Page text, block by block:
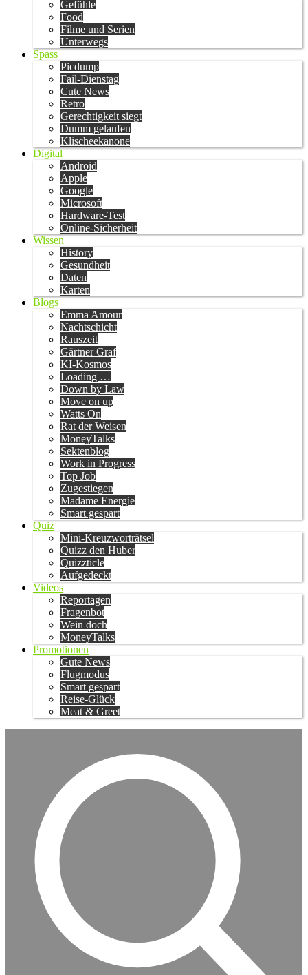
Gefühle
Food
Filme und Serien
Unterwegs
Spass
Picdump
Fail-Dienstag
Cute News
Retro
Gerechtigkeit siegt
Dumm gelaufen
Klischeekanone
Digital
Android
Apple
Google
Microsoft
Hardware-Test
Online-Sicherheit
Wissen
History
Gesundheit
Daten
Karten
Blogs
Emma Amour
Nachtschicht
Rauszeit
Gärtner Graf
KI-Kosmos
Loading …
Down by Law
Move on up
Watts On
Rat der Weisen
MoneyTalks
Sektenblog
Work in Progress
Top Job
Zugestiegen
Madame Energie
Smart gespart
Quiz
Mini-Kreuzworträtsel
Quizz den Huber
Quizzticle
Aufgedeckt
Videos
Reportagen
Fragenbot
Wein doch
MoneyTalks
Promotionen
Gute News
Flugmodus
Smart gespart
Reise-Glück
Meat & Greet